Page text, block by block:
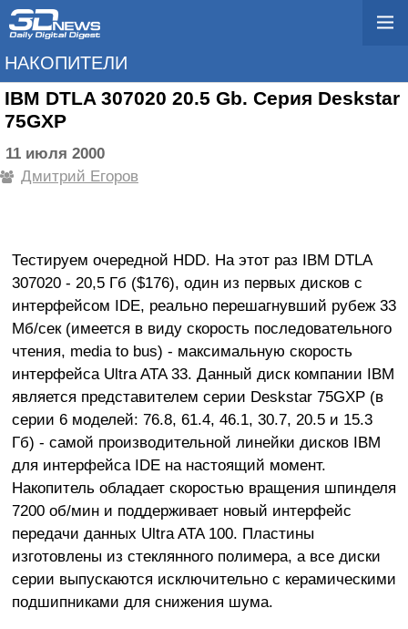
НАКОПИТЕЛИ
IBM DTLA 307020 20.5 Gb. Cерия Deskstar
75GXP
11 июля 2000
Дмитрий Егоров
Тестируем очередной HDD. На этот раз IBM DTLA
307020 - 20,5 Гб ($176), один из первых дисков с
интерфейсом IDE, реально перешагнувший рубеж 33
Мб/сек (имеется в виду скорость последовательного
чтения, media to bus) - максимальную скорость
интерфейса Ultra ATA 33. Данный диск компании IBM
является представителем серии Deskstar 75GXP (в
серии 6 моделей: 76.8, 61.4, 46.1, 30.7, 20.5 и 15.3
Гб) - самой производительной линейки дисков IBM
для интерфейса IDE на настоящий момент.
Накопитель обладает скоростью вращения шпинделя
7200 об/мин и поддерживает новый интерфейс
передачи данных Ultra ATA 100. Пластины
изготовлены из стеклянного полимера, а все диски
серии выпускаются исключительно с керамическими
подшипниками для снижения шума.